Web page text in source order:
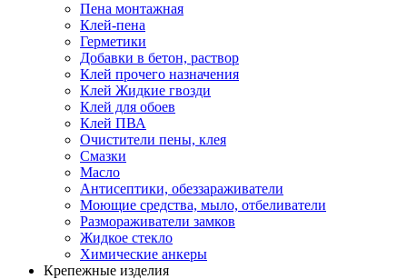
Пена монтажная
Клей-пена
Герметики
Добавки в бетон, раствор
Клей прочего назначения
Клей Жидкие гвозди
Клей для обоев
Клей ПВА
Очистители пены, клея
Смазки
Масло
Антисептики, обеззараживатели
Моющие средства, мыло, отбеливатели
Размораживатели замков
Жидкое стекло
Химические анкеры
Крепежные изделия